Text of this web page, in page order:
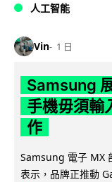
人工智能
Vin 1 日
Samsung
手機毋須輸
作
Samsung 電子 MX
表示，品牌正推動